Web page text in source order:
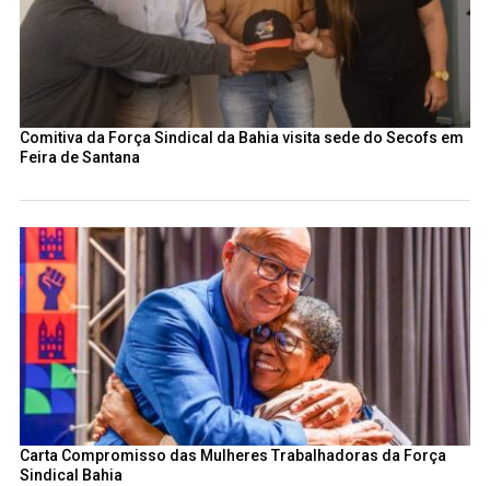
Comitiva da Força Sindical da Bahia visita sede do Secofs em
Feira de Santana
Carta Compromisso das Mulheres Trabalhadoras da Força
Sindical Bahia